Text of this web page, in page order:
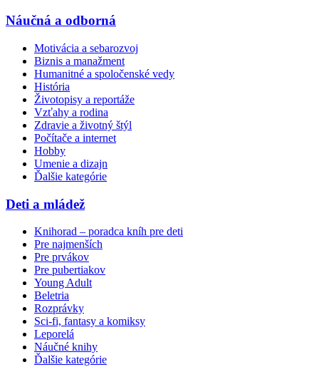
Náučná a odborná
Motivácia a sebarozvoj
Biznis a manažment
Humanitné a spoločenské vedy
História
Životopisy a reportáže
Vzťahy a rodina
Zdravie a životný štýl
Počítače a internet
Hobby
Umenie a dizajn
Ďalšie kategórie
Deti a mládež
Knihorad – poradca kníh pre deti
Pre najmenších
Pre prvákov
Pre pubertiakov
Young Adult
Beletria
Rozprávky
Sci-fi, fantasy a komiksy
Leporelá
Náučné knihy
Ďalšie kategórie